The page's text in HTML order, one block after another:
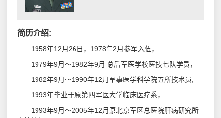
简历介绍:
1958年12月26日，1978年2月参军入伍，
1979年9月～1982年9月 总后军医学校医技七队学员，
1982年9月～1990年12月军事医学科学院五所技术员,
1993年毕业于原第四军医大学临床医疗系，
1993年9月～2005年12月原北京军区总医院肝病研究所